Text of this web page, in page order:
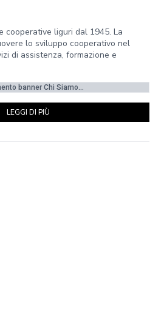
cooperative liguri dal 1945. La
lo sviluppo cooperativo nel
di assistenza, formazione e
banner Chi Siamo...
LEGGI DI PIÙ